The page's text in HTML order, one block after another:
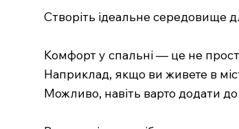
Створіть ідеальне середовище
Комфорт у спальні — це не
Наприклад, якщо ви живете в
Можливо, навіть варто додати